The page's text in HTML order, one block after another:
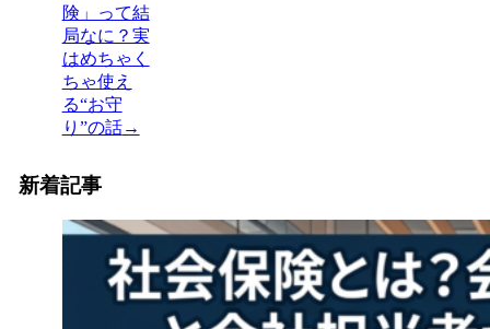
険」って結
局なに？実
はめちゃく
ちゃ使え
る“お守
り”の話→
新着記事